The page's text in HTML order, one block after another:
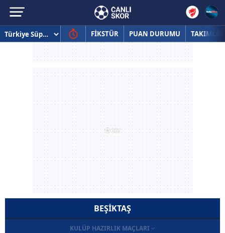
FİKSTÜR PUAN DURUMU TAKIMLAR
BEŞIKTAŞ
KULÜP HAZIRLIK MAÇLARI